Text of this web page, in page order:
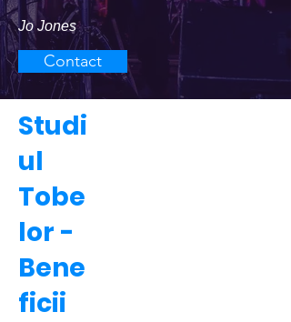
Jo Jones
Contact
Studi
ul
Tobe
lor -
Bene
ficii